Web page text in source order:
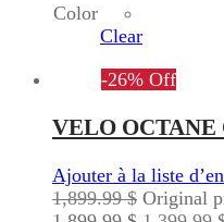
Color
Clear
-26% Off
VELO OCTANE
Ajouter à la liste
1,899.99$ Original